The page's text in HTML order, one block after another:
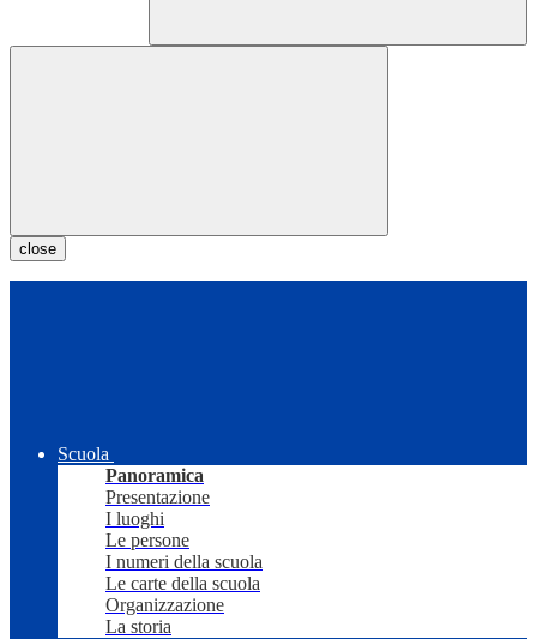
close
Scuola
Panoramica
Presentazione
I luoghi
Le persone
I numeri della scuola
Le carte della scuola
Organizzazione
La storia